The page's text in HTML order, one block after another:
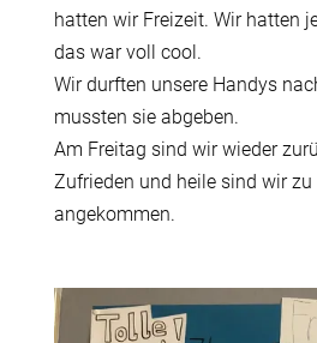
hatten wir Freizeit. Wir hatten
das war voll cool.
Wir durften unsere Handys
mussten sie abgeben.
Am Freitag sind wir wieder
Zufrieden und heile sind wir zu
angekommen.